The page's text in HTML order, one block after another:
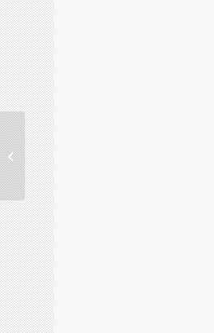
Hongrie : Roger &
Roger acquiert l’usine
de Greenyard